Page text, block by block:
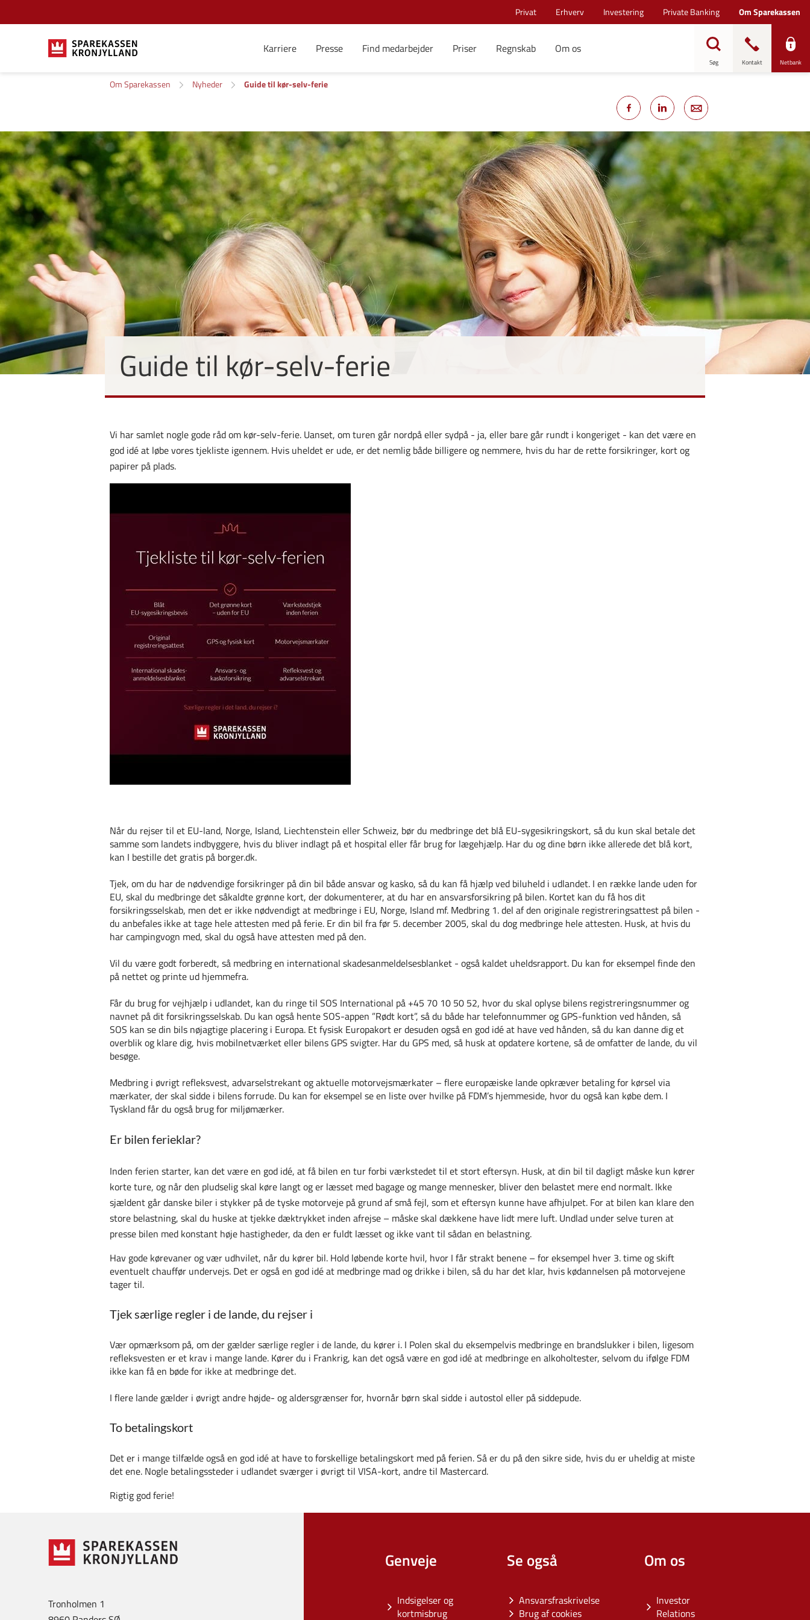
Privat Erhverv Investering Private Banking Om Sparekassen
Karriere Presse Find medarbejder Priser Regnskab Om os
Søg Kontakt Netbank
Om Sparekassen Nyheder Guide til kør-selv-ferie
Guide til kør-selv-ferie
Vi har samlet nogle gode råd om kør-selv-ferie. Uanset, om turen går nordpå eller sydpå - ja, eller bare går rundt i kongeriget - kan det være en
god idé at løbe vores tjekliste igennem. Hvis uheldet er ude, er det nemlig både billigere og nemmere, hvis du har de rette forsikringer, kort og
papirer på plads.
Når du rejser til et EU-land, Norge, Island, Liechtenstein eller Schweiz, bør du medbringe det blå EU-sygesikringskort, så du kun skal betale det
samme som landets indbyggere, hvis du bliver indlagt på et hospital eller får brug for lægehjælp. Har du og dine børn ikke allerede det blå kort,
kan I bestille det gratis på borger.dk.
Tjek, om du har de nødvendige forsikringer på din bil både ansvar og kasko, så du kan få hjælp ved biluheld i udlandet. I en række lande uden for
EU, skal du medbringe det såkaldte grønne kort, der dokumenterer, at du har en ansvarsforsikring på bilen. Kortet kan du få hos dit
forsikringsselskab, men det er ikke nødvendigt at medbringe i EU, Norge, Island mf. Medbring 1. del af den originale registreringsattest på bilen -
du anbefales ikke at tage hele attesten med på ferie. Er din bil fra før 5. december 2005, skal du dog medbringe hele attesten. Husk, at hvis du
har campingvogn med, skal du også have attesten med på den.
Vil du være godt forberedt, så medbring en international skadesanmeldelsesblanket - også kaldet uheldsrapport. Du kan for eksempel finde den
på nettet og printe ud hjemmefra.
Får du brug for vejhjælp i udlandet, kan du ringe til SOS International på +45 70 10 50 52, hvor du skal oplyse bilens registreringsnummer og
navnet på dit forsikringsselskab. Du kan også hente SOS-appen ”Rødt kort”, så du både har telefonnummer og GPS-funktion ved hånden, så
SOS kan se din bils nøjagtige placering i Europa. Et fysisk Europakort er desuden også en god idé at have ved hånden, så du kan danne dig et
overblik og klare dig, hvis mobilnetværket eller bilens GPS svigter. Har du GPS med, så husk at opdatere kortene, så de omfatter de lande, du vil
besøge.
Medbring i øvrigt refleksvest, advarselstrekant og aktuelle motorvejsmærkater – flere europæiske lande opkræver betaling for kørsel via
mærkater, der skal sidde i bilens forrude. Du kan for eksempel se en liste over hvilke på FDM’s hjemmeside, hvor du også kan købe dem. I
Tyskland får du også brug for miljømærker.
Er bilen ferieklar?
Inden ferien starter, kan det være en god idé, at få bilen en tur forbi værkstedet til et stort eftersyn. Husk, at din bil til dagligt måske kun kører
korte ture, og når den pludselig skal køre langt og er læsset med bagage og mange mennesker, bliver den belastet mere end normalt. Ikke
sjældent går danske biler i stykker på de tyske motorveje på grund af små fejl, som et eftersyn kunne have afhjulpet. For at bilen kan klare den
store belastning, skal du huske at tjekke dæktrykket inden afrejse – måske skal dækkene have lidt mere luft. Undlad under selve turen at
presse bilen med konstant høje hastigheder, da den er fuldt læsset og ikke vant til sådan en belastning.
Hav gode kørevaner og vær udhvilet, når du kører bil. Hold løbende korte hvil, hvor I får strakt benene – for eksempel hver 3. time og skift
eventuelt chauffør undervejs. Det er også en god idé at medbringe mad og drikke i bilen, så du har det klar, hvis kødannelsen på motorvejene
tager til.
Tjek særlige regler i de lande, du rejser i
Vær opmærksom på, om der gælder særlige regler i de lande, du kører i. I Polen skal du eksempelvis medbringe en brandslukker i bilen, ligesom
refleksvesten er et krav i mange lande. Kører du i Frankrig, kan det også være en god idé at medbringe en alkoholtester, selvom du ifølge FDM
ikke kan få en bøde for ikke at medbringe det.
I flere lande gælder i øvrigt andre højde- og aldersgrænser for, hvornår børn skal sidde i autostol eller på siddepude.
To betalingskort
Det er i mange tilfælde også en god idé at have to forskellige betalingskort med på ferien. Så er du på den sikre side, hvis du er uheldig at miste
det ene. Nogle betalingssteder i udlandet sværger i øvrigt til VISA-kort, andre til Mastercard.
Rigtig god ferie!
Genveje
Indsigelser og
kortmisbrug
Se også
Ansvarsfraskrivelse
Brug af cookies
Om os
Investor
Relations
Tronholmen 1